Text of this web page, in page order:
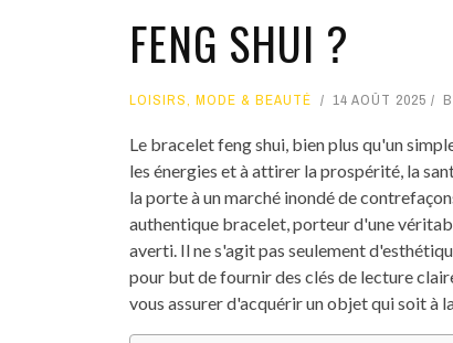
FENG SHUI ?
LOISIRS, MODE & BEAUTÉ 14 AOÛT 2025
Le bracelet feng shui, bien plus qu'un
les énergies et à attirer la prospérité, la
la porte à un marché inondé de
authentique bracelet, porteur d'une
averti. Il ne s'agit pas seulement
pour but de fournir des clés de lecture
vous assurer d'acquérir un objet qui soit à